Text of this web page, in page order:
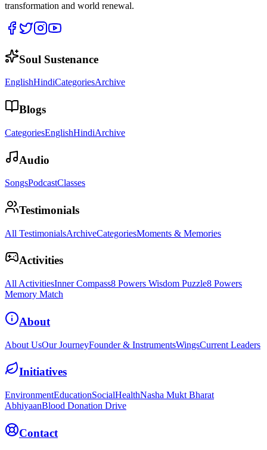
transformation and world renewal.
Soul Sustenance
EnglishHindiCategoriesArchive
Blogs
CategoriesEnglishHindiArchive
Audio
SongsPodcastClasses
Testimonials
All TestimonialsArchiveCategoriesMoments & Memories
Activities
All ActivitiesInner Compass8 Powers Wisdom Puzzle8 Powers
Memory Match
About
About UsOur JourneyFounder & InstrumentsWingsCurrent Leaders
Initiatives
EnvironmentEducationSocialHealthNasha Mukt Bharat
AbhiyaanBlood Donation Drive
Contact